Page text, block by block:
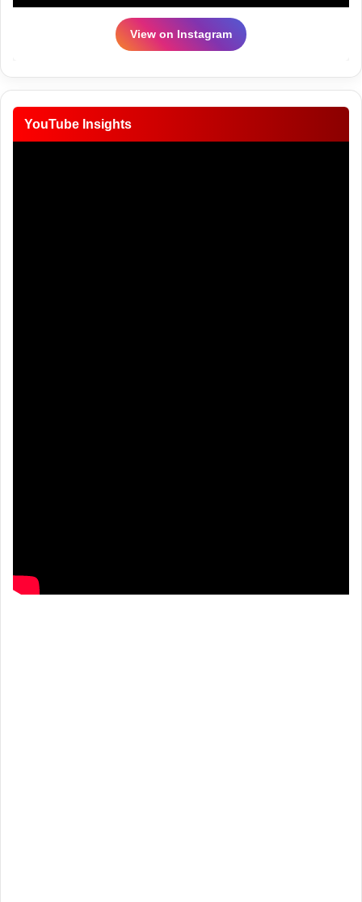
View on Instagram
YouTube Insights